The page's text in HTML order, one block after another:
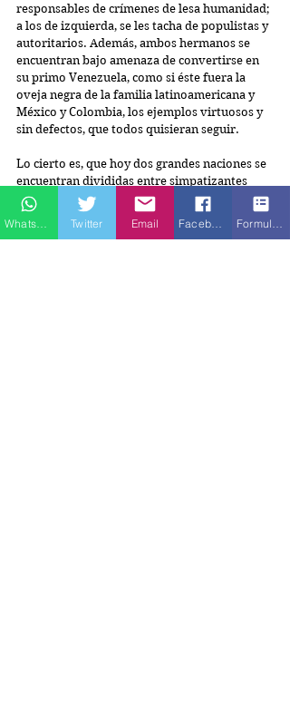
responsables de crímenes de lesa humanidad;
a los de izquierda, se les tacha de populistas y
autoritarios. Además, ambos hermanos se
encuentran bajo amenaza de convertirse en
su primo Venezuela, como si éste fuera la
oveja negra de la familia latinoamericana y
México y Colombia, los ejemplos virtuosos y
sin defectos, que todos quisieran seguir.
Lo cierto es, que hoy dos grandes naciones se
encuentran divididas entre simpatizantes
fanatizados que buscan la manera de
imponer su manera de pensar sobre sus
opositores.
Twitter Email